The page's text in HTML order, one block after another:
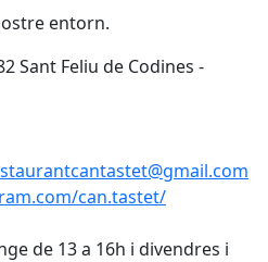
entorn.
Sant Feliu de Codines -
can.tastet/
de 13 a 16h i divendres i